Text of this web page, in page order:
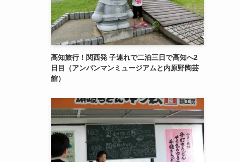
高知旅行！関西発 子連れで二泊三日で高知へ2
日目（アンパンマンミュージアムと内原野陶芸
館）